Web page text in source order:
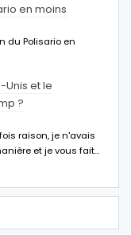
en moins
du Polisario en
Unis et le
?
raison, je n'avais
et je vous fait…